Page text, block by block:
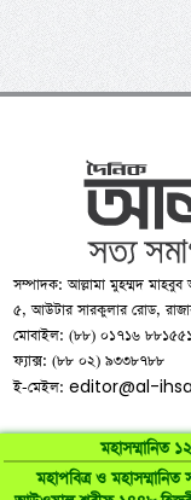
মহাসম্মানিত
মহাপবিত্র ও
সম্পাদক: আল্লামা মুহম্মদ
৫, আউটার সারকুলার রোড,
মোবাইল: (৮৮) ০১৭১৬
ফ্যাক্স: (৮৮ ০২) ৯৩৩৮৭৮৮
ই-মেইল:editor@al-